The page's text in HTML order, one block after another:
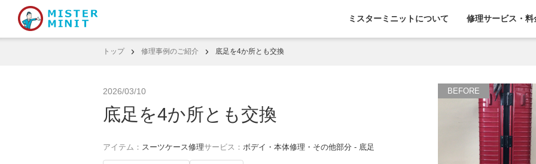
ミスターミニットについて 修理サービス・料
トップ 修理事例のご紹介 底足を4か所とも交換
2026/03/10
底足を4か所とも交換
アイテム： スーツケース修理サービス： ボデイ・本体修理・その他部分 - 底足